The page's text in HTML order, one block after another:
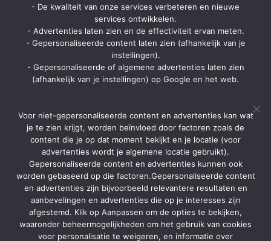
Contact
Strategon BV
Ninovesteenweg 198 bus 13
Via contactpagina of chatformulier
Aanbiedingen
Reisorganisaties
TUI Belgie
Soorten vakanties
Brochures
Contact
- De kwaliteit van onze services verbeteren en nieuwe
services ontwikkelen.
- Advertenties laten zien en de effectiviteit ervan meten.
- Gepersonaliseerde content laten zien (afhankelijk van je
instellingen).
- Gepersonaliseerde of algemene advertenties laten zien
(afhankelijk van je instellingen) op Google en het web.
Voor niet-gepersonaliseerde content en advertenties kan wat
je te zien krijgt, worden beïnvloed door factoren zoals de
content die je op dat moment bekijkt en je locatie (voor
advertenties wordt je algemene locatie gebruikt).
Gepersonaliseerde content en advertenties kunnen ook
worden gebaseerd op die factoren.Gepersonaliseerde content
en advertenties zijn bijvoorbeeld relevantere resultaten en
aanbevelingen en advertenties die op je interesses zijn
afgestemd. Klik op Aanpassen om de opties te bekijken,
waaronder beheermogelijkheden om het gebruik van cookies
voor personalisatie te weigeren, en informatie over